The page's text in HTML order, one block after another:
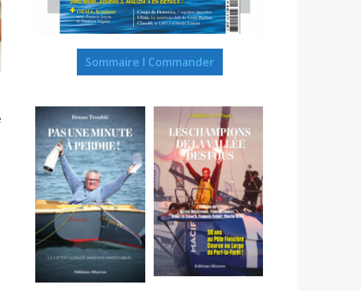
Sommaire I Commander